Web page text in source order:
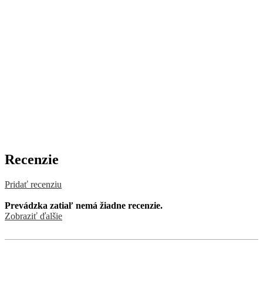
Recenzie
Pridať recenziu
Prevádzka zatiaľ nemá žiadne recenzie.
Zobraziť ďalšie